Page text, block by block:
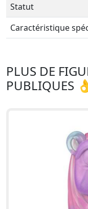
Statut
Caractéristique
PLUS DE
PUBLIQUES